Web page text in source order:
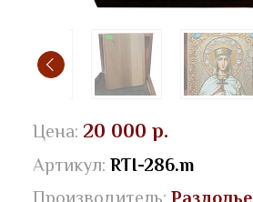
Цена: 20 000 р.
Артикул: RTI-286.m
Производитель: Раздолье